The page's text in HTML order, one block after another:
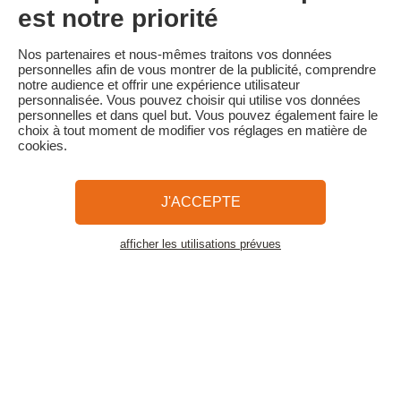
• Annulation de moins de 7 jours avant la date de début du séjour
ou non présentation : 100% du montant du séjour est conservé
Familytrip vous conseille de souscrire l'assurance annulation de
son partenaire AREAS Assurances. Souscrivez au moment de la
réservation ou dans les 24h suivant votre réservation par
téléphone.
CGV et Charte de Confidentialité
La Presse parle de nous
Plan du site
est notre priorité
Nos partenaires et nous-mêmes traitons vos données
personnelles afin de vous montrer de la publicité, comprendre
notre audience et offrir une expérience utilisateur
personnalisée. Vous pouvez choisir qui utilise vos données
personnelles et dans quel but. Vous pouvez également faire le
choix à tout moment de modifier vos réglages en matière de
cookies.
J'ACCEPTE
afficher les utilisations prévues